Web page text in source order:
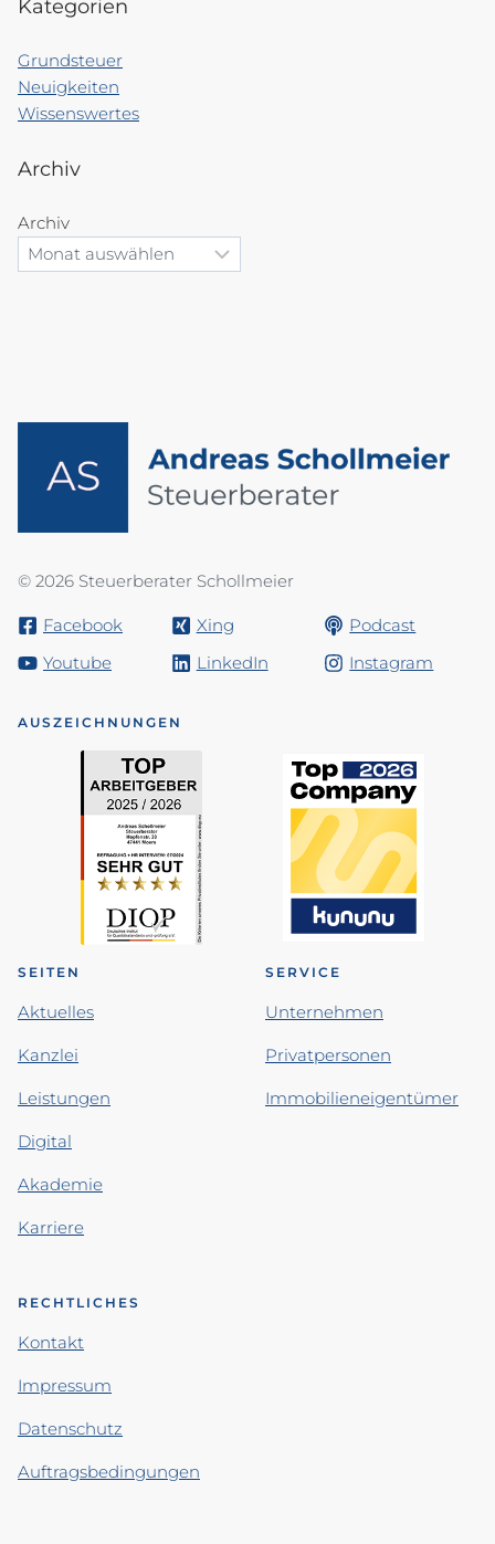
Kategorien
Grundsteuer
Neuigkeiten
Wissenswertes
Archiv
Archiv
© 2026 Steuerberater Schollmeier
Facebook Xing
Podcast
Youtube
LinkedIn Instagram
AUSZEICHNUNGEN
SEITEN
Aktuelles
Kanzlei
Leistungen
Digital
Akademie
Karriere
SERVICE
Unternehmen
Privatpersonen
Immobilieneigentümer
RECHTLICHES
Kontakt
Impressum
Datenschutz
Auftragsbedingungen